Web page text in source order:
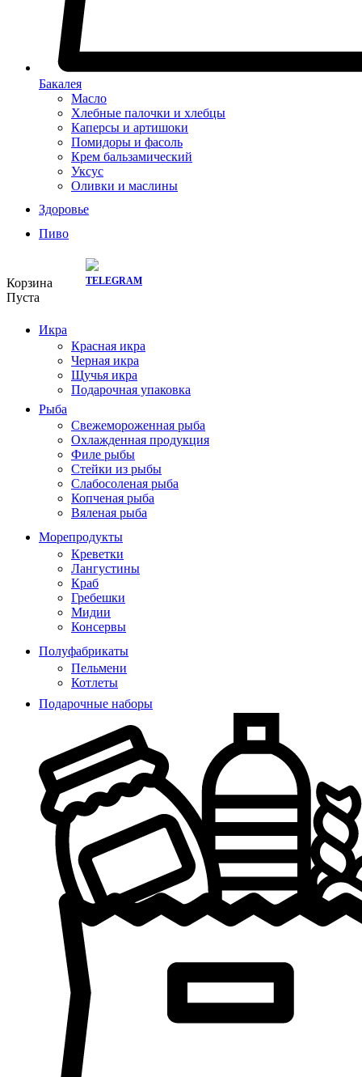
Бакалея
Масло
Хлебные палочки и хлебцы
Каперсы и артишоки
Помидоры и фасоль
Крем бальзамический
Уксус
Оливки и маслины
Здоровье
Пиво
Корзина
Пуста
Икра
Красная икра
Черная икра
Щучья икра
Подарочная упаковка
Рыба
Свежемороженная рыба
Охлажденная продукция
Филе рыбы
Стейки из рыбы
Слабосоленая рыба
Копченая рыба
Вяленая рыба
Морепродукты
Креветки
Лангустины
Краб
Гребешки
Мидии
Консервы
Полуфабрикаты
Пельмени
Котлеты
Подарочные наборы